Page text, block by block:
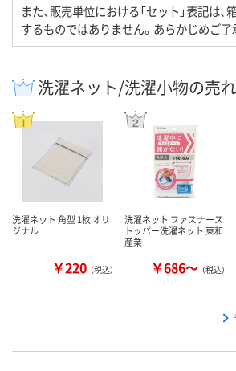
また、販売単位における「セット」表記は
するものではありません。あらかじめご了
洗濯ネット/洗濯小物の売
洗濯ネット 角型 1枚 オリ
ジナル
￥220 （税込）
洗濯ネット ファスナース
トッパー洗濯ネット 東和
産業
￥686～ （税込）